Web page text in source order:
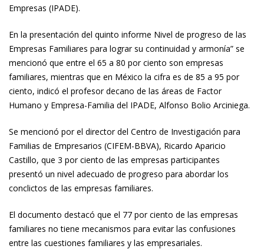
Empresas (IPADE).
En la presentación del quinto informe Nivel de progreso de las
Empresas Familiares para lograr su continuidad y armonía” se
mencionó que entre el 65 a 80 por ciento son empresas
familiares, mientras que en México la cifra es de 85 a 95 por
ciento, indicó el profesor decano de las áreas de Factor
Humano y Empresa-Familia del IPADE, Alfonso Bolio Arciniega.
Se mencionó por el director del Centro de Investigación para
Familias de Empresarios (CIFEM-BBVA), Ricardo Aparicio
Castillo, que 3 por ciento de las empresas participantes
presentó un nivel adecuado de progreso para abordar los
conclictos de las empresas familiares.
El documento destacó que el 77 por ciento de las empresas
familiares no tiene mecanismos para evitar las confusiones
entre las cuestiones familiares y las empresariales.